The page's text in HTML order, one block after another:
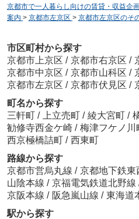
京都市で一人暮らし向けの賃貸・収益企
案内 > 京都市左京区 > 京都市左京区のそ
市区町村から探す
京都市上京区 / 京都市右京区 /
京都市中京区 / 京都市山科区 /
京都市左京区 / 京都市伏見区 /
町名から探す
三軒町 / 上立売町 / 綾大宮町 /
勧修寺西金ケ崎 / 梅津フケノ川
西京極橋詰町 / 西東町
路線から探す
京都市営烏丸線 / 京都地下鉄東
山陰本線 / 京福電気鉄道北野線
京阪本線 / 阪急嵐山線 / 東海道
駅から探す